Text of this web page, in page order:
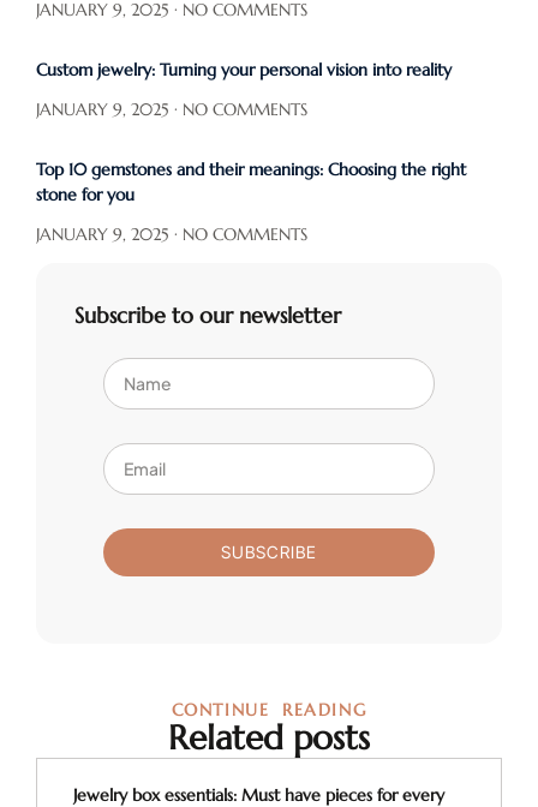
JANUARY 9, 2025
NO COMMENTS
Custom jewelry: Turning your personal vision into reality
JANUARY 9, 2025
NO COMMENTS
Top 10 gemstones and their meanings: Choosing the right
stone for you
JANUARY 9, 2025
NO COMMENTS
Subscribe to our newsletter
SUBSCRIBE
CONTINUE READING
Related posts
Jewelry box essentials: Must have pieces for every